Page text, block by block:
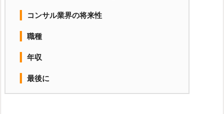
コンサル業界の将来性
職種
年収
最後に